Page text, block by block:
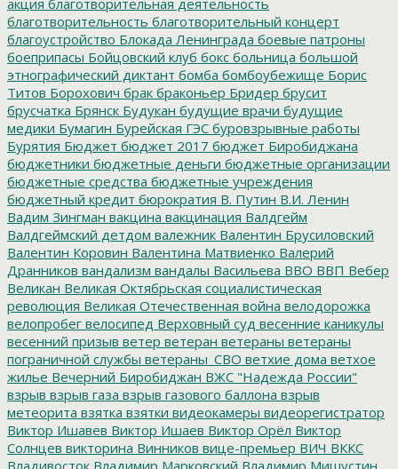
благотворительность благотворительный концерт
благоустройство Блокада Ленинграда боевые патроны
боеприпасы Бойцовский клуб бокс больница большой
этнографический диктант бомба бомбоубежище Борис
Титов Борохович брак браконьер Бридер брусит
брусчатка Брянск Будукан будущие врачи будущие
медики Бумагин Бурейская ГЭС буровзрывные работы
Бурятия Бюджет бюджет 2017 бюджет Биробиджана
бюджетники бюджетные деньги бюджетные организации
бюджетные средства бюджетные учреждения
бюджетный кредит бюрократия В. Путин В.И. Ленин
Вадим Зингман вакцина вакцинация Валдгейм
Валдгеймский детдом валежник Валентин Брусиловский
Валентин Коровин Валентина Матвиенко Валерий
Дранников вандализм вандалы Васильева ВВО ВВП Вебер
Великан Великая Октябрьская социалистическая
революция Великая Отечественная война велодорожка
велопробег велосипед Верховный суд весенние каникулы
весенний призыв ветер ветеран ветераны ветераны
пограничной службы ветераны_СВО ветхие дома ветхое
жилье Вечерний Биробиджан ВЖС "Надежда России"
взрыв взрыв газа взрыв газового баллона взрыв
метеорита взятка взятки видеокамеры видеорегистратор
Виктор Ишавев Виктор Ишаев Виктор Орёл Виктор
Солнцев викторина Винников вице-премьер ВИЧ ВККС
Владивосток Владимир Марковский Владимир Мишустин